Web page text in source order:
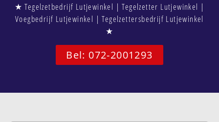
★ Tegelzetbedrijf Lutjewinkel | Tegelzetter Lutjewinkel |
Voegbedrijf Lutjewinkel | Tegelzettersbedrijf Lutjewinkel
★
Bel: 072-2001293